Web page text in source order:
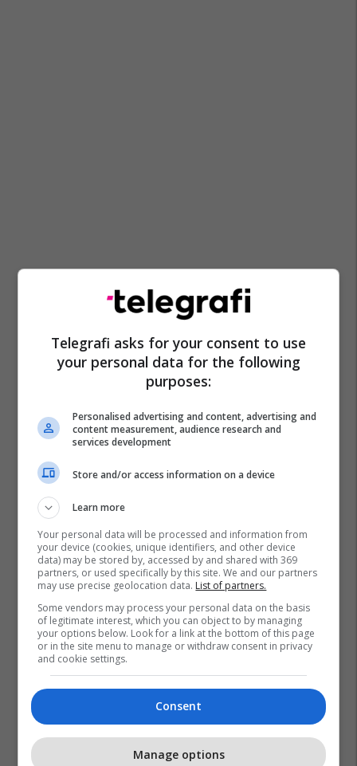
Demi Lovato
Telegrafi asks for your consent to use
your personal data for the following
purposes:
Personalised advertising and content, advertising and
content measurement, audience research and
services development
Store and/or access information on a device
Learn more
Your personal data will be processed and information from
your device (cookies, unique identifiers, and other device
data) may be stored by, accessed by and shared with 369
partners, or used specifically by this site. We and our partners
may use precise geolocation data. List of partners.
Some vendors may process your personal data on the basis
of legitimate interest, which you can object to by managing
your options below. Look for a link at the bottom of this page
or in the site menu to manage or withdraw consent in privacy
and cookie settings.
Consent
Manage options